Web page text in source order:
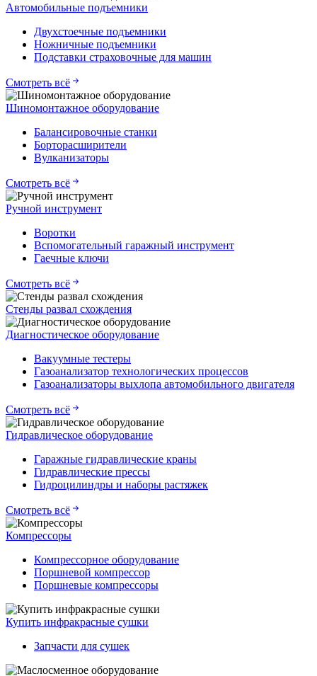
Автомобильные подъемники
Двухстоечные подъемники
Ножничные подъемники
Подставки страховочные для машин
Смотреть всё
Шиномонтажное оборудование
Балансировочные станки
Борторасширители
Вулканизаторы
Смотреть всё
Ручной инструмент
Воротки
Вспомогательный гаражный инструмент
Гаечные ключи
Смотреть всё
Стенды развал схождения
Диагностическое оборудование
Вакуумные тестеры
Газоанализатор технологических процессов
Газоанализаторы выхлопа автомобильного двигателя
Смотреть всё
Гидравлическое оборудование
Гаражные гидравлические краны
Гидравлические прессы
Гидроцилиндры и наборы растяжек
Смотреть всё
Компрессоры
Компрессорное оборудование
Поршневой компрессор
Поршневые компрессоры
Купить инфракрасные сушки
Запчасти для сушек